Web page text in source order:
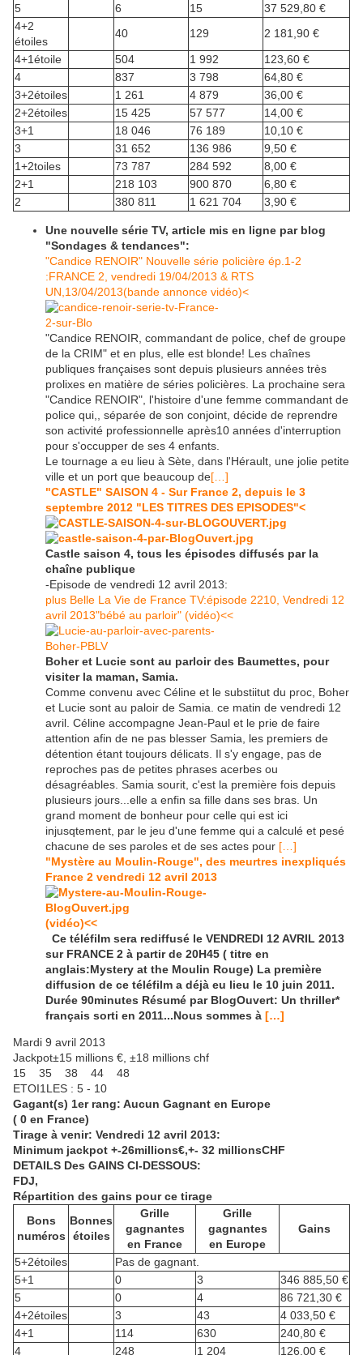
5
6 15
37 529,80 €
4+2
étoiles
40 129
2 181,90 €
4+1étoile
504 1 992
123,60 €
4
837 3 798
64,80 €
3+2étoiles
1 261 4 879
36,00 €
2+2étoiles
15 425 57 577
14,00 €
3+1
18 046 76 189
10,10 €
3
31 652 136 986
9,50 €
1+2toiles
73 787 284 592
8,00 €
2+1
218 103 900 870
6,80 €
2
380 811 1 621 704 3,90 €
Une nouvelle série TV, article mis en ligne par blog
"Sondages & tendances":
"Candice RENOIR" Nouvelle série policière ép.1-2
:FRANCE 2, vendredi 19/04/2013 & RTS
UN,13/04/2013(bande annonce vidéo)<
"Candice RENOIR, commandant de police, chef de groupe
de la CRIM" et en plus, elle est blonde! Les chaînes
publiques françaises sont depuis plusieurs années très
prolixes en matière de séries policières. La prochaine sera
"Candice RENOIR", l'histoire d'une femme commandant de
police qui,, séparée de son conjoint, décide de reprendre
son activité professionnelle après10 années d'interruption
pour s'occupper de ses 4 enfants.
Le tournage a eu lieu à Sète, dans l'Hérault, une jolie petite
ville et un port que beaucoup de[…]
"CASTLE" SAISON 4 - Sur France 2, depuis le 3
septembre 2012 "LES TITRES DES EPISODES"<
Castle saison 4, tous les épisodes diffusés par la
chaîne publique
-Episode de vendredi 12 avril 2013:
plus Belle La Vie de France TV:épisode 2210, Vendredi 12
avril 2013"bébé au parloir" (vidéo)<<
Boher et Lucie sont au parloir des Baumettes, pour
visiter la maman, Samia.
Comme convenu avec Céline et le substiitut du proc, Boher
et Lucie sont au paloir de Samia. ce matin de vendredi 12
avril. Céline accompagne Jean-Paul et le prie de faire
attention afin de ne pas blesser Samia, les premiers de
détention étant toujours délicats. Il s'y engage, pas de
reproches pas de petites phrases acerbes ou
désagréables. Samia sourit, c'est la première fois depuis
plusieurs jours...elle a enfin sa fille dans ses bras. Un
grand moment de bonheur pour celle qui est ici
injusqtement, par le jeu d'une femme qui a calculé et pesé
chacune de ses paroles et de ses actes pour […]
"Mystère au Moulin-Rouge", des meurtres inexpliqués
France 2 vendredi 12 avril 2013
(vidéo)<<
Ce téléfilm sera rediffusé le VENDREDI 12 AVRIL 2013
sur FRANCE 2 à partir de 20H45 ( titre en
anglais:Mystery at the Moulin Rouge) La première
diffusion de ce téléfilm a déjà eu lieu le 10 juin 2011.
Durée 90minutes Résumé par BlogOuvert: Un thriller*
français sorti en 2011...Nous sommes à […]
Mardi 9 avril 2013
Jackpot±15 millions €, ±18 millions chf
15 35 38 44 48
ETOI1LES : 5 - 10
Gagant(s) 1er rang: Aucun Gagnant en Europe
( 0 en France)
Tirage à venir: Vendredi 12 avril 2013:
Minimum jackpot +-26millions€,+- 32 millionsCHF
DETAILS Des GAINS CI-DESSOUS:
FDJ,
Répartition des gains pour ce tirage
Bons
numéros
Bonnes
étoiles
Grille
gagnantes
en France
Grille
gagnantes
en Europe
Gains
5+2étoiles
Pas de gagnant.
5+1
0 3
346 885,50 €
5
0 4
86 721,30 €
4+2étoiles
3 43
4 033,50 €
4+1
114 630
240,80 €
4
248 1 204 126,00 €